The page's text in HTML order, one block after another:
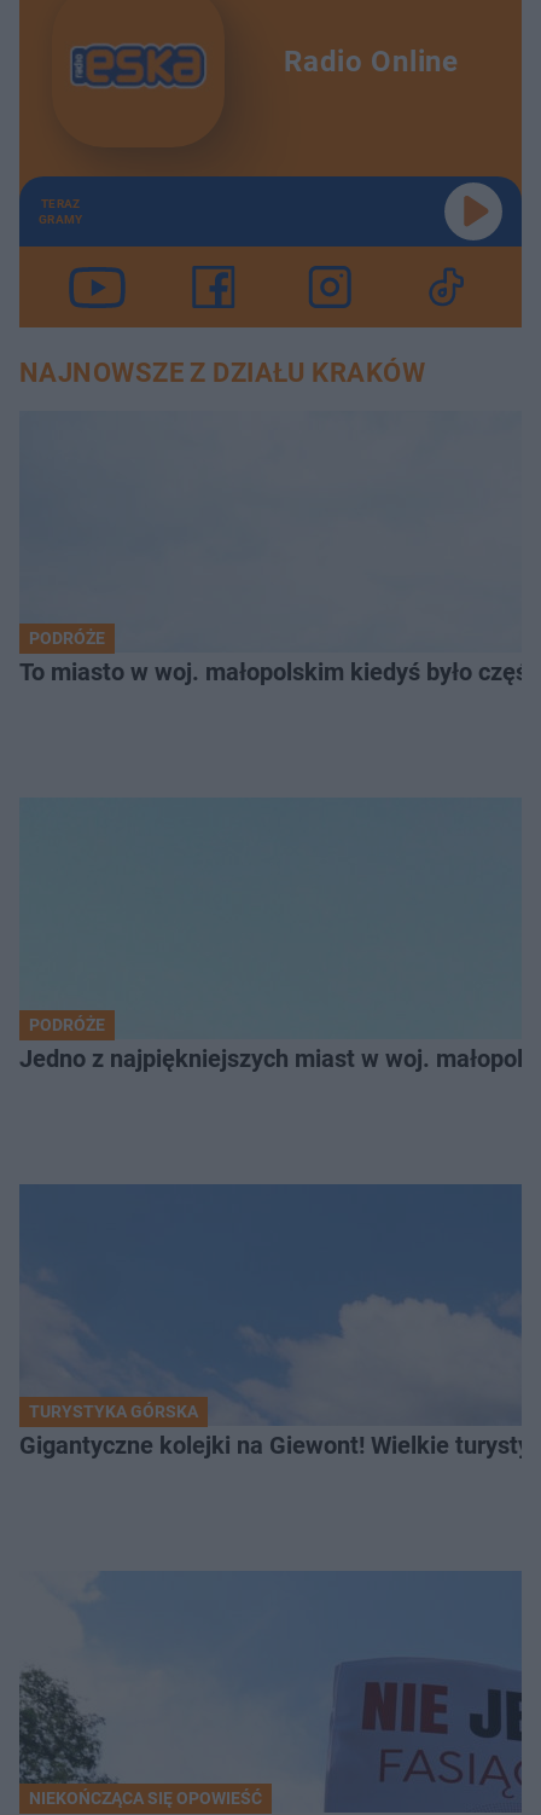
Radio Online
TERAZ
GRAMY
NAJNOWSZE Z DZIAŁU KRAKÓW
PODRÓŻE
To miasto w woj. małopolskim kiedyś było
PODRÓŻE
Jedno z najpiękniejszych miast w woj.
TURYSTYKA GÓRSKA
Gigantyczne kolejki na Giewont! Wielkie
NIEKOŃCZĄCA SIĘ OPOWIEŚĆ